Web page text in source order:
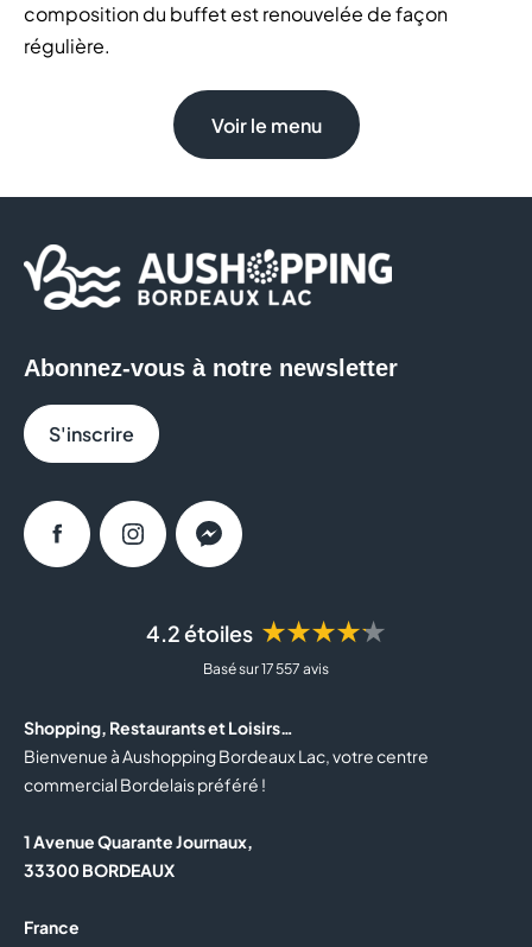
composition du buffet est renouvelée de façon
régulière.
Voir le menu
4.2 étoiles ★★★★★
Basé sur 17 557 avis
Shopping, Restaurants et Loisirs…
Bienvenue à Aushopping Bordeaux Lac, votre centre
commercial Bordelais préféré !
1 Avenue Quarante Journaux,
33300 BORDEAUX
France
Abonnez-vous à notre newsletter
S'inscrire
FacebookInstagramMessenger